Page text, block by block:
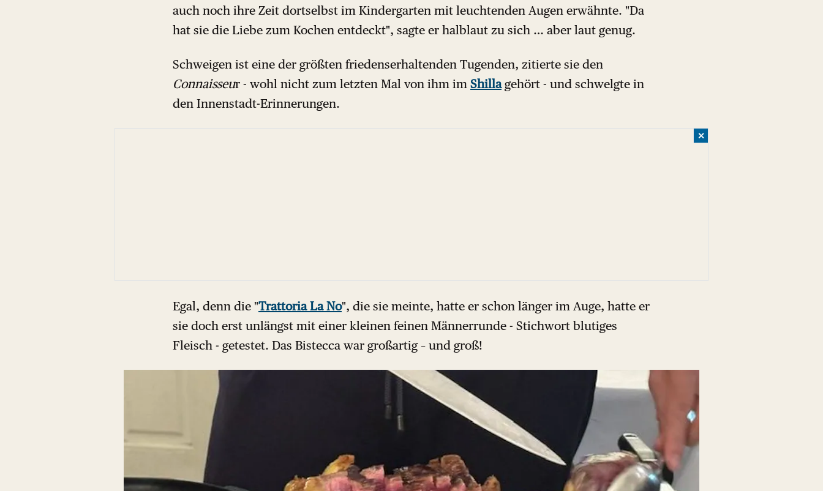
auch noch ihre Zeit dortselbst im Kindergarten mit leuchtenden Augen erwähnte. "Da
hat sie die Liebe zum Kochen entdeckt", sagte er halblaut zu sich … aber laut genug.
Schweigen ist eine der größten friedenserhaltenden Tugenden, zitierte sie den
Connaisseur - wohl nicht zum letzten Mal von ihm im Shillagehört - und schwelgte in
den Innenstadt-Erinnerungen.
✕
Egal, denn die "Trattoria La No", die sie meinte, hatte er schon länger im Auge, hatte er
sie doch erst unlängst mit einer kleinen feinen Männerrunde - Stichwort blutiges
Fleisch - getestet. Das Bistecca war großartig – und groß!